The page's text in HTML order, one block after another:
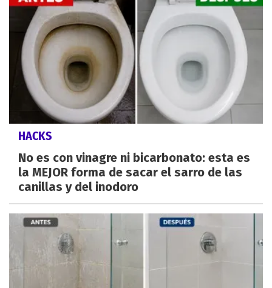
HACKS
No es con vinagre ni bicarbonato: esta es
la MEJOR forma de sacar el sarro de las
canillas y del inodoro